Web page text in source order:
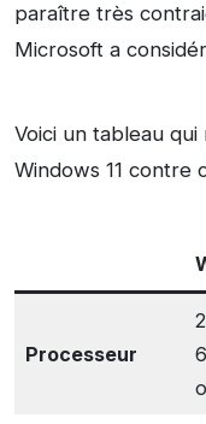
paraître très
Microsoft a
Voici un tableau
Windows 11 contre
Processeur